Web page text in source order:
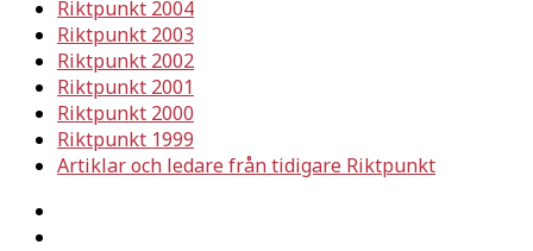
Riktpunkt 2004
Riktpunkt 2003
Riktpunkt 2002
Riktpunkt 2001
Riktpunkt 2000
Riktpunkt 1999
Artiklar och ledare från tidigare Riktpunkt